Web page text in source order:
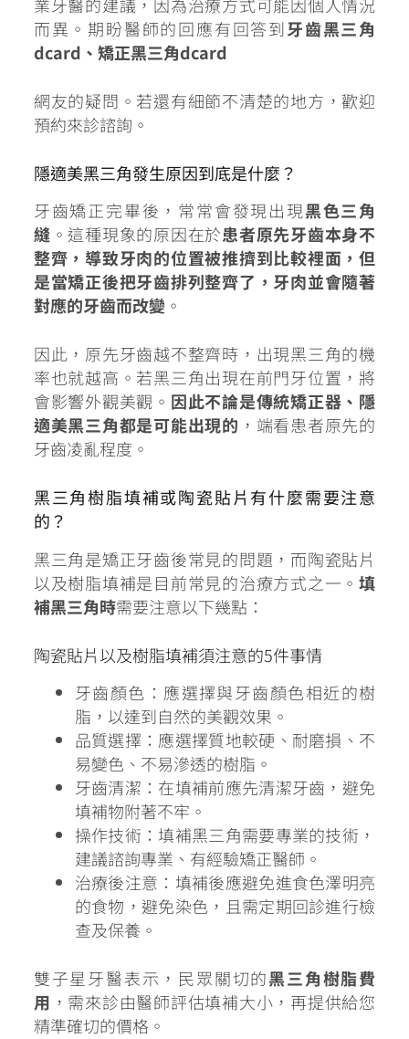
而異。期盼醫師的回應有回答到牙齒黑三角
dcard、矯正黑三角dcard
網友的疑問。若還有細節不清楚的地方，歡迎
預約來診諮詢。
隱適美黑三角發生原因到底是什麼？
牙齒矯正完畢後，常常會發現出現黑色三角
縫 。這種現象的原因在於患者原先牙齒本身不
整齊，導致牙肉的位置被推擠到比較裡面，但
是當矯正後把牙齒排列整齊了，牙肉並會隨著
對應的牙齒而改變 。
因此，原先牙齒越不整齊時， 出現黑三角的機
率也就越高。 若黑三角出現在前門牙位置，將
會影響外觀美觀。 因此不論是傳統矯正器、隱
適美黑三角都是可能出現的 ，端看患者原先的
牙齒凌亂程度。
黑三角樹脂填補或陶瓷貼片有什麼需要注意
的？
黑三角是矯正牙齒後常見的問題，而陶瓷貼片
以及樹脂填補是目前常見的治療方式之一。填
補黑三角時需要注意以下幾點：
陶瓷貼片以及樹脂填補須注意的5件事情
牙齒顏色：應選擇與牙齒顏色相近的樹
脂，以達到自然的美觀效果。
品質選擇：應選擇質地較硬、耐磨損、不
易變色、不易滲透的樹脂。
牙齒清潔：在填補前應先清潔牙齒，避免
填補物附著不牢。
操作技術：填補黑三角需要專業的技術，
建議諮詢專業、有經驗矯正醫師。
治療後注意：填補後應避免進食色澤明亮
的食物，避免染色，且需定期回診進行檢
查及保養。
雙子星牙醫表示，民眾關切的黑三角樹脂費
用 ，需來診由醫師評估填補大小，再提供給您
精準確切的價格。